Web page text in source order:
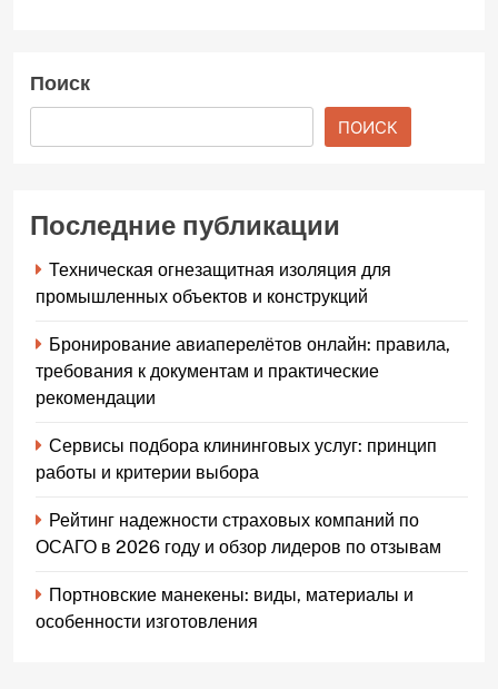
Поиск
ПОИСК
Последние публикации
Техническая огнезащитная изоляция для
промышленных объектов и конструкций
Бронирование авиаперелётов онлайн: правила,
требования к документам и практические
рекомендации
Сервисы подбора клининговых услуг: принцип
работы и критерии выбора
Рейтинг надежности страховых компаний по
ОСАГО в 2026 году и обзор лидеров по отзывам
Портновские манекены: виды, материалы и
особенности изготовления